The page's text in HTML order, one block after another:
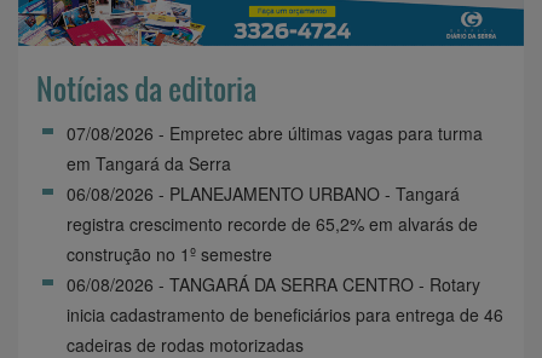
Notícias da editoria
07/08/2026 - Empretec abre últimas vagas para turma
em Tangará da Serra
06/08/2026 - PLANEJAMENTO URBANO - Tangará
registra crescimento recorde de 65,2% em alvarás de
construção no 1º semestre
06/08/2026 - TANGARÁ DA SERRA CENTRO - Rotary
inicia cadastramento de beneficiários para entrega de 46
cadeiras de rodas motorizadas